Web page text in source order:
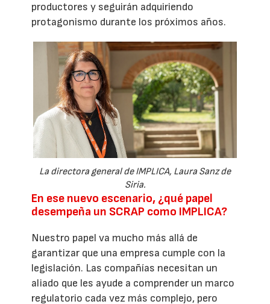
productores y seguirán adquiriendo
protagonismo durante los próximos años.
La directora general de IMPLICA, Laura Sanz de
Siria.
En ese nuevo escenario, ¿qué papel
desempeña un SCRAP como IMPLICA?
Nuestro papel va mucho más allá de
garantizar que una empresa cumple con la
legislación. Las compañías necesitan un
aliado que les ayude a comprender un marco
regulatorio cada vez más complejo, pero